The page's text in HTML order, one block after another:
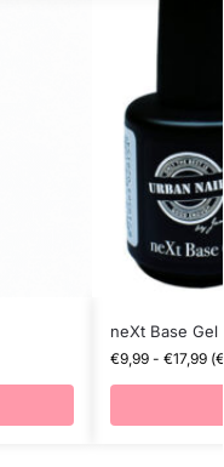
neXt Base Gel
€9,99 - €17,99(€